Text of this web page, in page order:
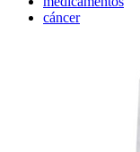
cáncer